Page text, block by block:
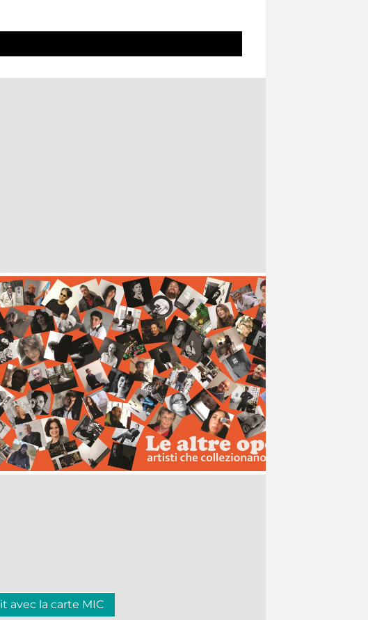
avec la carte MIC